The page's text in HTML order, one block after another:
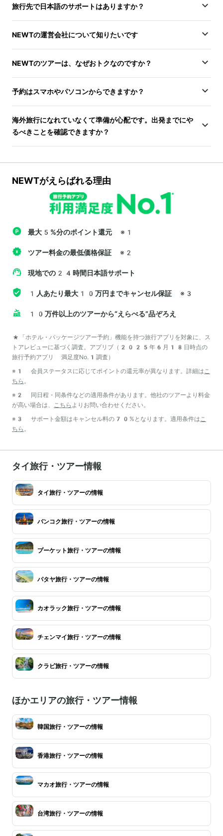
旅行先で日本語のサポートはありますか？
NEWTの運営会社について知りたいです
NEWTのツアーは、なぜおトクなのですか？
予約はスマホやパソコンからできますか？
海外旅行になれていなくて準備が心配です。出発までにや
るべきことを確認できますか？
NEWTがえらばれる理由
最大5%分のポイント還元 ※1
ツアー料金の最低価格保証 ※2
現地での24時間日本語サポート
1人あたり最大10万円までキャンセル保証 ※3
10万件以上のツアーから“えらべる”品ぞろえ
*「ホテル・パッケージツアー予約」機能を持つ旅行アプリを対象に、ス
トアレビューに基づく調査。アプリブ（2025年6月18日時点の
旅行予約アプリ 満足度No.1調査）
※1 会員ステータスに応じてポイントの還元率が異なります。詳細は こ
ちら 。
※2 同日程・同条件などの適用条件があります。他社のツアーより料金
が高い場合は、
こちら よりお問い合わせください。
※3 サポート金額はキャンセル料の70%となります。適用条件は こ
ちら 。
タイ旅行・ツアー情報
タイ旅行・ツアーの情報
バンコク旅行・ツアーの情報
プーケット旅行・ツアーの情報
パタヤ旅行・ツアーの情報
カオラック旅行・ツアーの情報
チェンマイ旅行・ツアーの情報
クラビ旅行・ツアーの情報
ほかエリアの旅行・ツアー情報
韓国旅行・ツアーの情報
香港旅行・ツアーの情報
マカオ旅行・ツアーの情報
台湾旅行・ツアーの情報